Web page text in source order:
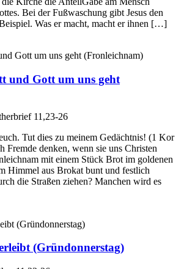
Bei der Fußwaschung gibt Jesus den
Was er macht, macht er ihnen […]
und Gott um uns geht
11,23-26
Tut dies zu meinem Gedächtnis! (1 Kor
Fremde denken, wenn sie uns Christen
mit einem Stück Brot im goldenen
Himmel aus Brokat bunt und festlich
die Straßen ziehen? Manchen wird es
(Gründonnerstag)